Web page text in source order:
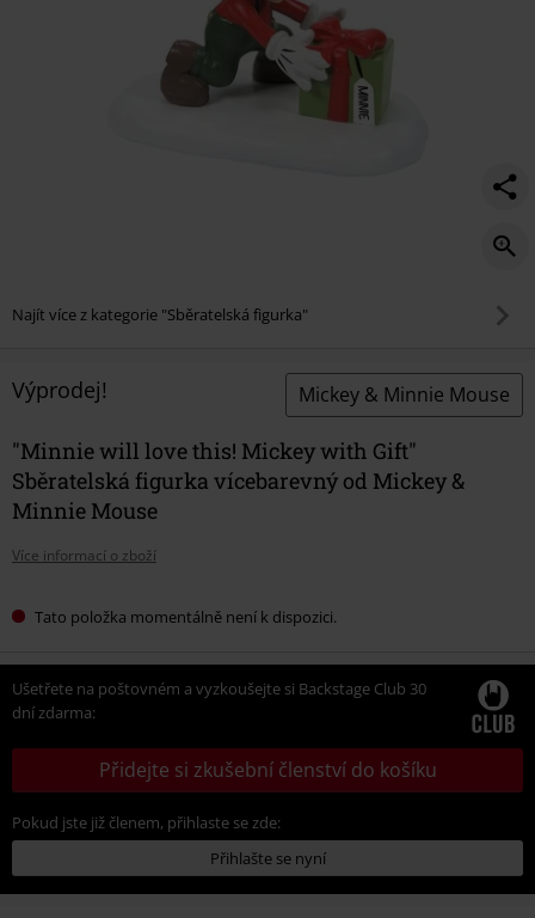
Najít více z kategorie "Sběratelská figurka"
Výprodej! Mickey & Minnie Mouse
"Minnie will love this! Mickey with Gift"
Sběratelská figurka vícebarevný od Mickey &
Minnie Mouse
Více informací o zboží
Tato položka momentálně není k dispozici.
Ušetřete na poštovném a vyzkoušejte si Backstage Club 30
dní zdarma:
Přidejte si zkušební členství do košíku
Pokud jste již členem, přihlaste se zde:
Přihlašte se nyní